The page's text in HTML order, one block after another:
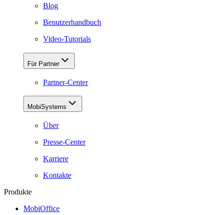
Blog
Benutzerhandbuch
Video-Tutorials
Für Partner
Partner-Center
MobiSystems
Über
Presse-Center
Karriere
Kontakte
Produkte
MobiOffice